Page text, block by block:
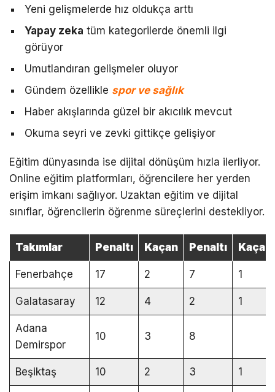
Yeni gelişmelerde hız oldukça arttı
Yapay zeka tüm kategorilerde önemli ilgi
görüyor
Umutlandıran gelişmeler oluyor
Gündem özellikle spor ve sağlık
Haber akışlarında güzel bir akıcılık mevcut
Okuma seyri ve zevki gittikçe gelişiyor
Eğitim dünyasında ise dijital dönüşüm hızla ilerliyor.
Online eğitim platformları, öğrencilere her yerden
erişim imkanı sağlıyor. Uzaktan eğitim ve dijital
sınıflar, öğrencilerin öğrenme süreçlerini destekliyor.
Takımlar Penaltı Kaçan Penaltı Kaçan
Fenerbahçe 17 2 7 1
Galatasaray 12 4 2 1
Adana
Demirspor
10 3 8
Beşiktaş 10 2 3 1